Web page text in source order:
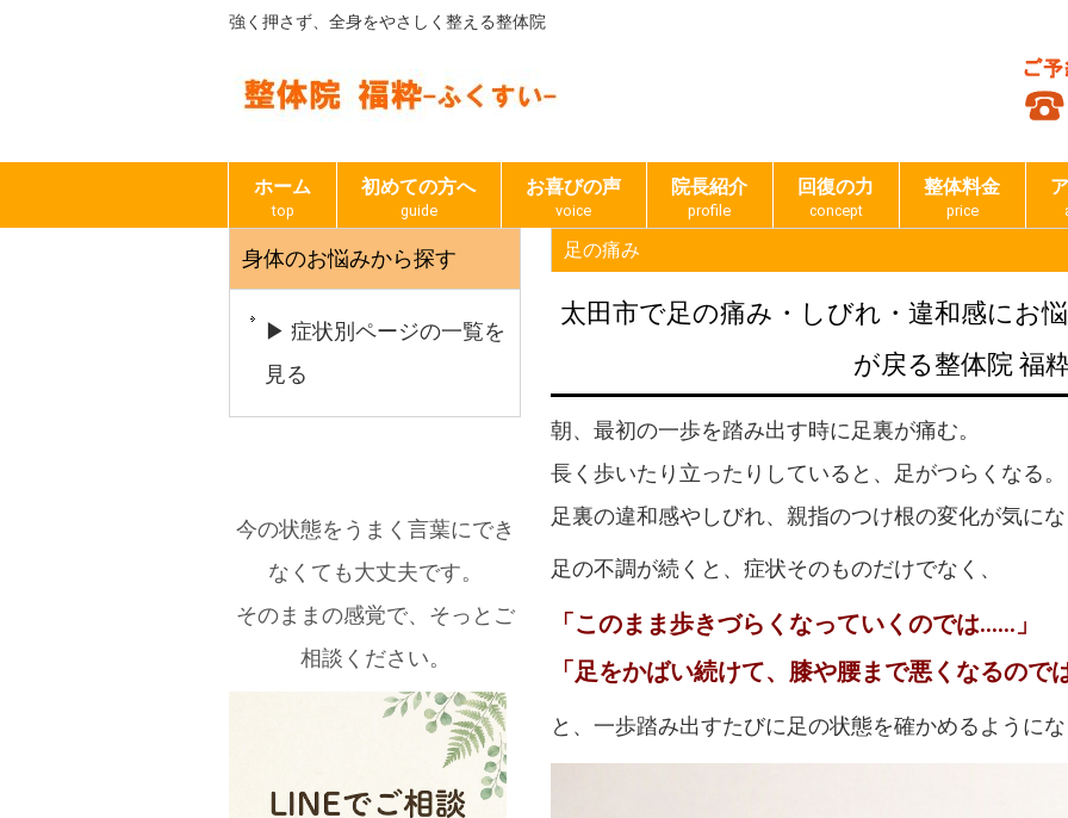
強く押さず、全身をやさしく整える整体院
ホーム
top
初めての方へ
guide
お喜びの声
voice
院長紹介
profile
回復の力
concept
整体料金
price
足の痛み
太田市で足の痛み・しびれ・違和感にお
が戻る整体院 福
朝、最初の一歩を踏み出す時に足裏が痛む。
長く歩いたり立ったりしていると、足がつらくなる。
足裏の違和感やしびれ、親指のつけ根の変化が気にな
足の不調が続くと、症状そのものだけでなく、
「このまま歩きづらくなっていくのでは……」
「足をかばい続けて、膝や腰まで悪くなるので
と、一歩踏み出すたびに足の状態を確かめるようにな
身体のお悩みから探す
▶ 症状別ページの一覧を
見る
今の状態をうまく言葉にでき
なくても大丈夫です。
そのままの感覚で、そっとご
相談ください。